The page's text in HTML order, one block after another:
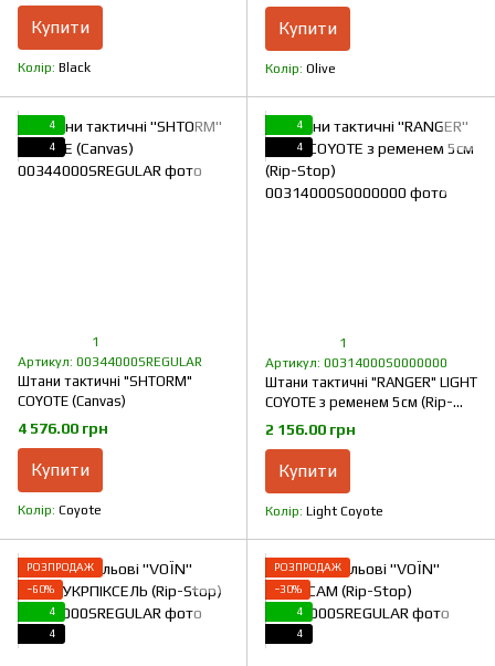
Купити
Колір Black
Купити
Колір Olive
4
4
1
Артикул: 00344000SREGULAR
Штани тактичні "SHTORM"
COYOTE (Canvas)
4 576.00 грн
Купити
Колір Coyote
4
4
1
Артикул: 00314000S0000000
Штани тактичні "RANGER" LIGHT
COYOTE з ременем 5см (Rip-
Stop)
2 156.00 грн
Купити
Колір Light Coyote
РОЗПРОДАЖ
−60%
4
4
РОЗПРОДАЖ
−30%
4
4